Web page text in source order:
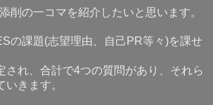
削の一コマを紹介したいと思います。
の課題(志望理由、自己 PR等々)を課せ
され、合計で4つの質問があり、それら
きます。